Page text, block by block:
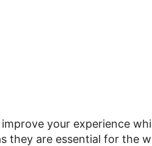
your experience
they are essential for the